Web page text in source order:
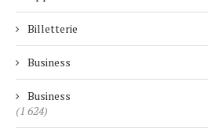
Billetterie
Business
Business
(1 624)